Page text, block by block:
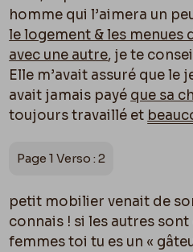
homme qui l’aimera un
le logement & les menues
avec une autre, je te
Elle m’avait assuré que le
avait jamais payé que sa
toujours travaillé et
Page 1 Verso : 2
petit mobilier venait de
connais ! si les autres sont
femmes toi tu es un «